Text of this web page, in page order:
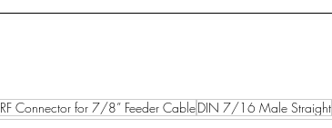
RF Connector for 7/8” Feeder CableDIN 7/16 Male Straight